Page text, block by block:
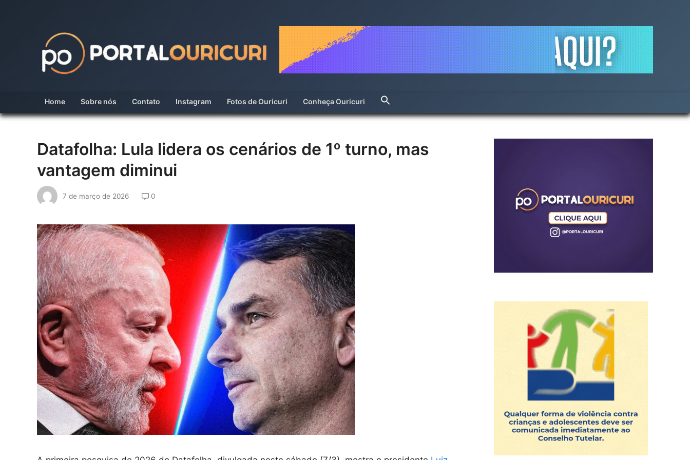
Home Sobre nós Contato Instagram Fotos de Ouricuri Conheça Ouricuri
Datafolha: Lula lidera os cenários de 1º turno, mas
vantagem diminui
7 de março de 2026 0